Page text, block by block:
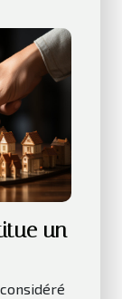
un
?